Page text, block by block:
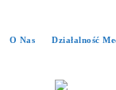
O Nas Działalność